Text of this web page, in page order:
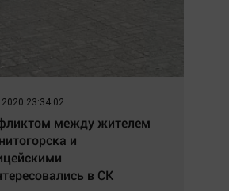
канцлера Германии
последние новости на
2026 и прогнозы
23:34:02
между жителем
и
в СК